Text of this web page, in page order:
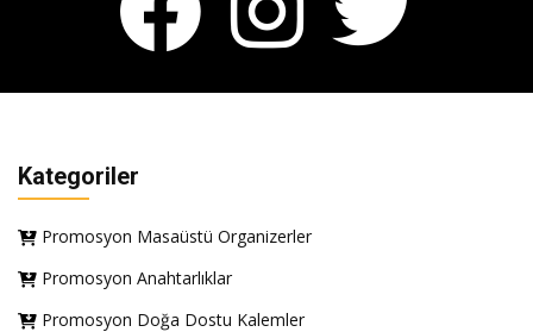
Kategoriler
Promosyon Masaüstü Organizerler
Promosyon Anahtarlıklar
Promosyon Doğa Dostu Kalemler